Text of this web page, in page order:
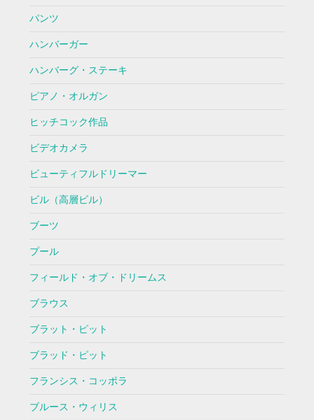
パンツ
ハンバーガー
ハンバーグ・ステーキ
ピアノ・オルガン
ヒッチコック作品
ビデオカメラ
ビューティフルドリーマー
ビル（高層ビル）
ブーツ
プール
フィールド・オブ・ドリームス
ブラウス
ブラット・ピット
ブラッド・ピット
フランシス・コッポラ
ブルース・ウィリス